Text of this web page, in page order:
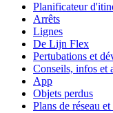
Planificateur
Arrêts
Lignes
De Lijn Flex
Pertubations et
Conseils, infos et
App
Objets perdus
Plans de réseau